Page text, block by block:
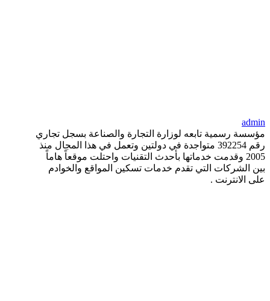
admin
مؤسسة رسمية تابعه لوزارة التجارة والصناعة بسجل تجاري
رقم 392254 متواجدة في دولتين وتعمل في هذا المجال منذ
2005 وقدمت خدماتها بأحدث التقنيات واحتلت موقعاً هاماً
بين الشركات التي تقدم خدمات تسكين المواقع والخوادم
على الانترنت .